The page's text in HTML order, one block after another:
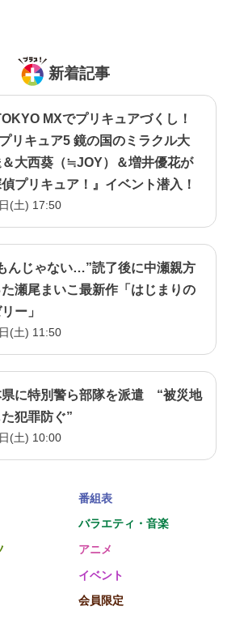
新着記事
MXでプリキュアづくし！
リキュア5 鏡の国のミラクル大
大西葵（≒JOY）＆増井優花が
プリキュア！』イベント潜入！
(土) 17:50
んじゃない…”読了後に中瀬親方
瀬尾まいこ最新作「はじまりの
ー」
(土) 11:50
県に特別警ら部隊を派遣 “被災地
犯罪防ぐ”
(土) 10:00
番組表
バラエティ・音楽
アニメ
イベント
会員限定